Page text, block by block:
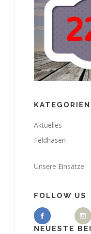
KATEGORIEN
Aktuelles
Feldhasen
Unsere Einsätze
FOLLOW US
NEUESTE